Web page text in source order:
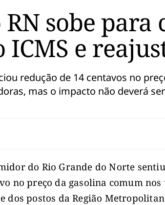
sobe para
ICMS e
redução de 14 centavos no
mas o impacto não deverá
do Rio Grande do Norte
no preço da gasolina comum
dos postos da Região